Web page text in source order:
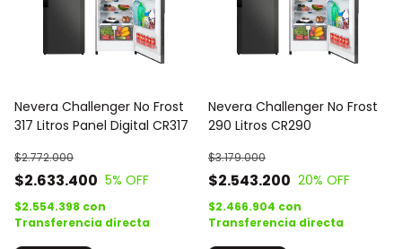
Nevera Challenger No Frost
317 Litros Panel Digital CR317
$2.633.400
$2.772.000
5% OFF
$2.554.398 con
Transferencia directa
Nevera Challenger No Frost
290 Litros CR290
$2.543.200
$3.179.000
20% OFF
$2.466.904 con
Transferencia directa